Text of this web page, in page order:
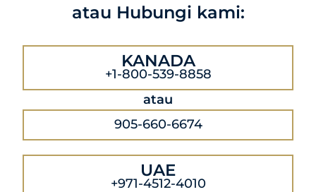
atau Hubungi kami:
KANADA
+1-800-539-8858
atau
905-660-6674
UAE
+971-4512-4010